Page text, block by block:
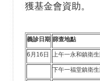
獲基金會資助。
義診日期 篩查地點
6月16日 上午一永和鎮衛
下午一福堂鎮衛